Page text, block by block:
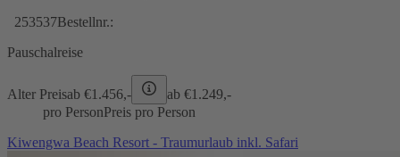
253537Bestellnr.:
Pauschalreise
Alter Preisab €1.456,- ab €1.249,-
pro PersonPreis pro Person
Kiwengwa Beach Resort - Traumurlaub inkl. Safari